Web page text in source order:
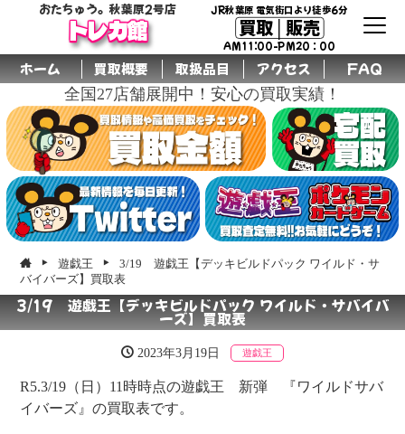
おたちゅう。秋葉原2号店
トレカ館
JR秋葉原 電気街口より徒歩6分
買取│販売
AM11:00-PM20：00
ホーム 買取概要 取扱品目 アクセス FAQ
全国27店舗展開中！安心の買取実績！
遊戯王
3/19 遊戯王【デッキビルドパック ワイルド・サ
バイバーズ】買取表
3/19 遊戯王【デッキビルドパック ワイルド・サバイバ
ーズ】買取表
2023年3月19日 遊戯王
R5.3/19（日）11時時点の遊戯王 新弾 『ワイルドサバ
イバーズ』の買取表です。